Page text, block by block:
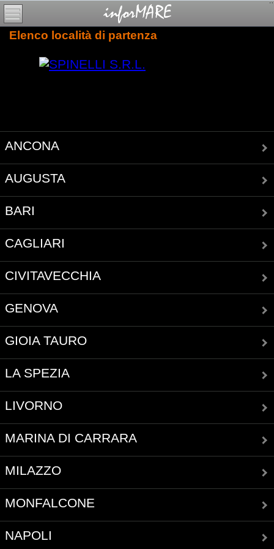
Elenco località di partenza
ANCONA
AUGUSTA
BARI
CAGLIARI
CIVITAVECCHIA
GENOVA
GIOIA TAURO
LA SPEZIA
LIVORNO
MARINA DI CARRARA
MILAZZO
MONFALCONE
NAPOLI